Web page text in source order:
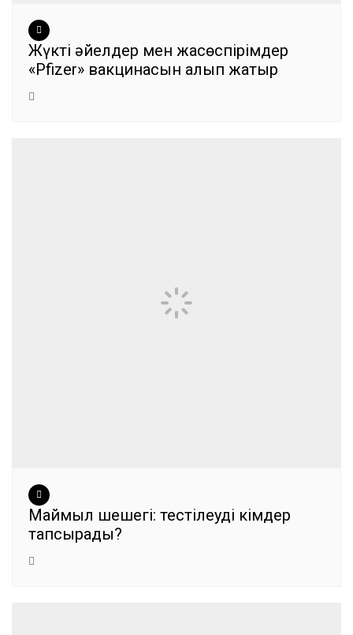
Жүкті әйелдер мен жасөспірімдер
«Pfizer» вакцинасын алып жатыр
Маймыл шешегі: тестілеуді кімдер
тапсырады?